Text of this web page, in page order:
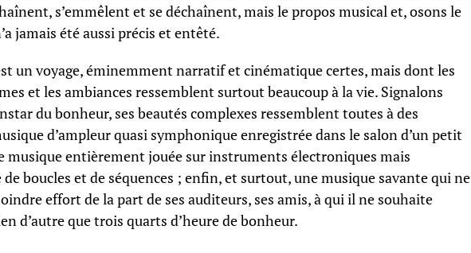
s’emmêlent et se déchaînent, mais le propos musical et, osons le
jamais été aussi précis et entêté.
un voyage, éminemment narratif et cinématique certes, mais dont les
et les ambiances ressemblent surtout beaucoup à la vie. Signalons
du bonheur, ses beautés complexes ressemblent toutes à des
d’ampleur quasi symphonique enregistrée dans le salon d’un petit
musique entièrement jouée sur instruments électroniques mais
boucles et de séquences ; enfin, et surtout, une musique savante qui ne
effort de la part de ses auditeurs, ses amis, à qui il ne souhaite
d’autre que trois quarts d’heure de bonheur.